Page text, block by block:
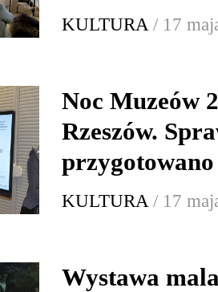
KULTURA / 17
Noc Muzeów
Rzeszów.
KULTURA / 17
Wystawa